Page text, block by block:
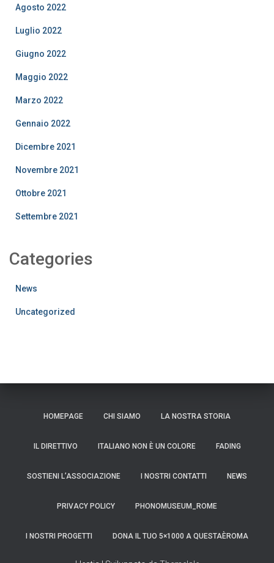
Agosto 2022
Luglio 2022
Giugno 2022
Maggio 2022
Marzo 2022
Gennaio 2022
Dicembre 2021
Novembre 2021
Ottobre 2021
Settembre 2021
Categories
News
Uncategorized
HOMEPAGE CHI SIAMO LA NOSTRA STORIA
IL DIRETTIVO ITALIANO NON È UN COLORE FADING
SOSTIENI L’ASSOCIAZIONE I NOSTRI CONTATTI NEWS
PRIVACY POLICY PHONOMUSEUM_ROME
I NOSTRI PROGETTI DONA IL TUO 5×1000 A QUESTAÈROMA